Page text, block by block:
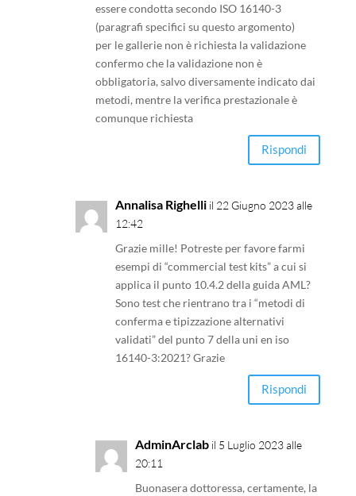
essere condotta secondo ISO 16140-3
(paragrafi specifici su questo argomento)
per le gallerie non è richiesta la validazione
confermo che la validazione non è
obbligatoria, salvo diversamente indicato dai
metodi, mentre la verifica prestazionale è
comunque richiesta
Rispondi
Annalisa Righelli il 22 Giugno 2023 alle
12:42
Grazie mille! Potreste per favore farmi
esempi di “commercial test kits” a cui si
applica il punto 10.4.2 della guida AML?
Sono test che rientrano tra i “metodi di
conferma e tipizzazione alternativi
validati” del punto 7 della uni en iso
16140-3:2021? Grazie
Rispondi
AdminArclab il 5 Luglio 2023 alle
20:11
Buonasera dottoressa, certamente, la